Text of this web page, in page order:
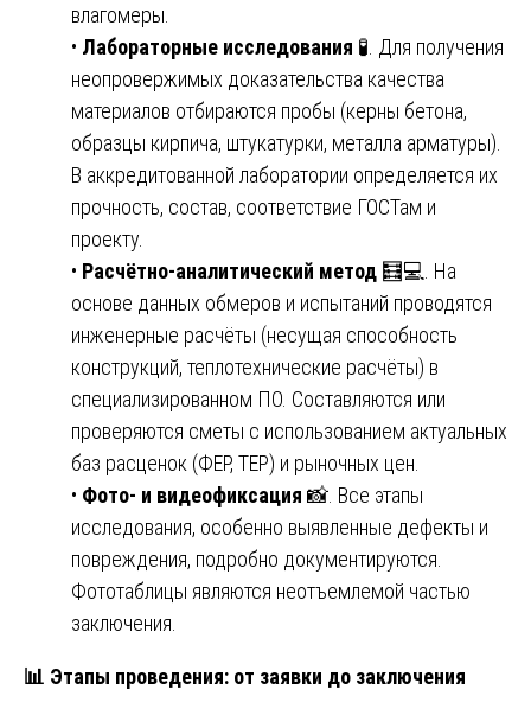
влагомеры.
• Лабораторные исследования 🧪. Для получения
неопровержимых доказательства качества
материалов отбираются пробы (керны бетона,
образцы кирпича, штукатурки, металла арматуры).
В аккредитованной лаборатории определяется их
прочность, состав, соответствие ГОСТам и
проекту.
• Расчётно-аналитический метод 🧮💻. На
основе данных обмеров и испытаний проводятся
инженерные расчёты (несущая способность
конструкций, теплотехнические расчёты) в
специализированном ПО. Составляются или
проверяются сметы с использованием актуальных
баз расценок (ФЕР, ТЕР) и рыночных цен.
• Фото- и видеофиксация 📸. Все этапы
исследования, особенно выявленные дефекты и
повреждения, подробно документируются.
Фототаблицы являются неотъемлемой частью
заключения.
📊 Этапы проведения: от заявки до заключения